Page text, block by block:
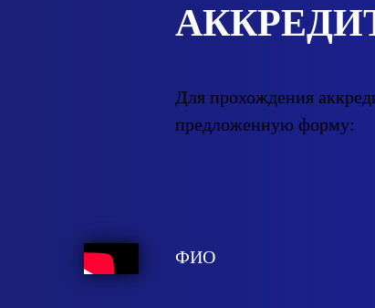
Для прохождения
предложенную форму:
ФИО